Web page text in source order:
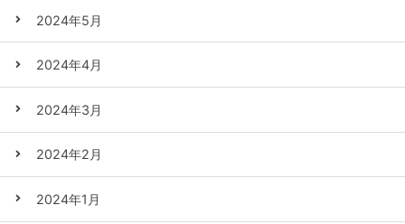
2024年5月
2024年4月
2024年3月
2024年2月
2024年1月